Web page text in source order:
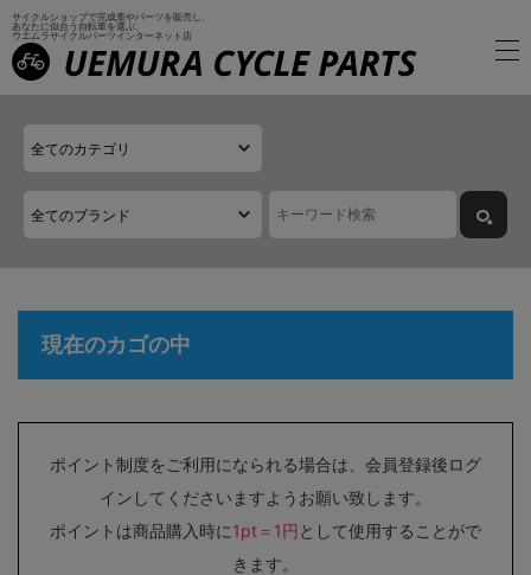
サイクルショップで完成車やパーツを販売し、
あなたに似合う自転車を選ぶ、
ウエムラサイクルパーツインターネット店
現在のカゴの中
ポイント制度をご利用になられる場合は、会員登録後ログ
インしてくださいますようお願い致します。
ポイントは商品購入時に1pt＝1円として使用することがで
きます。